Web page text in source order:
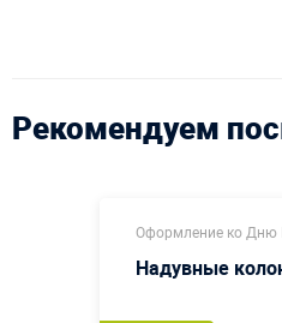
Рекомендуем
Оформление ко Дню
Надувные